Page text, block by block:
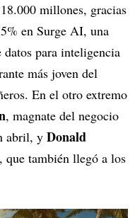
millones, gracias
en Surge AI, una
datos para inteligencia
más joven del
En el otro extremo
, magnate del negocio
abril, y Donald
que también llegó a los